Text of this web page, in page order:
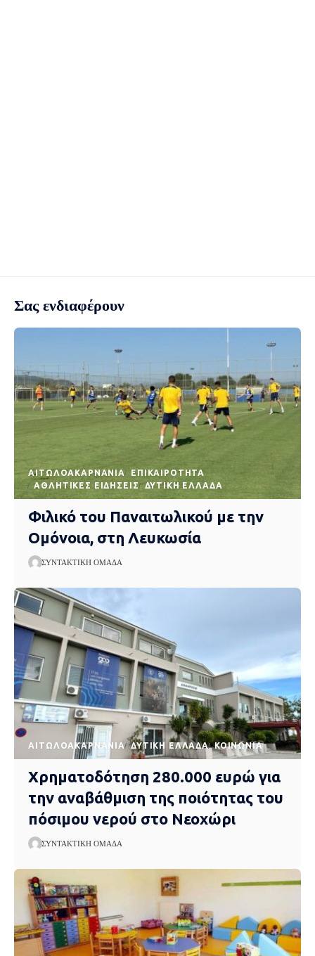
Σας ενδιαφέρουν
AΙΤΩΛΟΑΚΑΡΝΑΝΊΑ
EΠΙΚΑΙΡΌΤΗΤΑ
ΑΘΛΗΤΙΚΈΣ ΕΙΔΉΣΕΙΣ
ΔΥΤΙΚΉ ΕΛΛΆΔΑ
Φιλικό του Παναιτωλικού με την
Ομόνοια, στη Λευκωσία
ΣΥΝΤΑΚΤΙΚΉ ΟΜΆΔΑ
AΙΤΩΛΟΑΚΑΡΝΑΝΊΑ ΔΥΤΙΚΉ ΕΛΛΆΔΑ ΚΟΙΝΩΝΊΑ
Χρηματοδότηση 280.000 ευρώ για
την αναβάθμιση της ποιότητας του
πόσιμου νερού στο Νεοχώρι
ΣΥΝΤΑΚΤΙΚΉ ΟΜΆΔΑ